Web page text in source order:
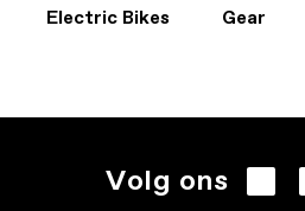
Electric Bikes Gear
Volg ons